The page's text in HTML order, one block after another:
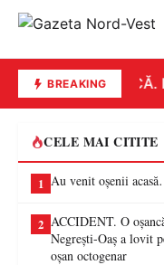
BREAKINGREPLICĂ.
CELE MAI CITITE
1 Au venit oșenii
2 ACCIDENT. O
Negrești-Oaș a lovit
oșan octogenar